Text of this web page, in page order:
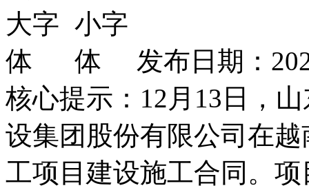
发布日期：
核心提示：12月13日，
设集团股份有限公司在
工项目建设施工合同。